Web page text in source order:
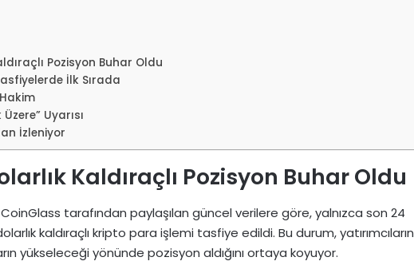
Pozisyon Buhar Oldu
İlk Sırada
Uyarısı
İzleniyor
Kaldıraçlı Pozisyon Buhar Oldu
tarafından paylaşılan güncel verilere göre, yalnızca son 24
kaldıraçlı kripto para işlemi tasfiye edildi. Bu durum, yatırımcıların
yükseleceği yönünde pozisyon aldığını ortaya koyuyor.